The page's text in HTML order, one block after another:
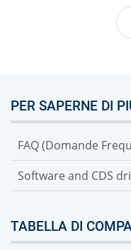
PER SAPERNE DI
FAQ (Domande
Software and CDS
TABELLA DI